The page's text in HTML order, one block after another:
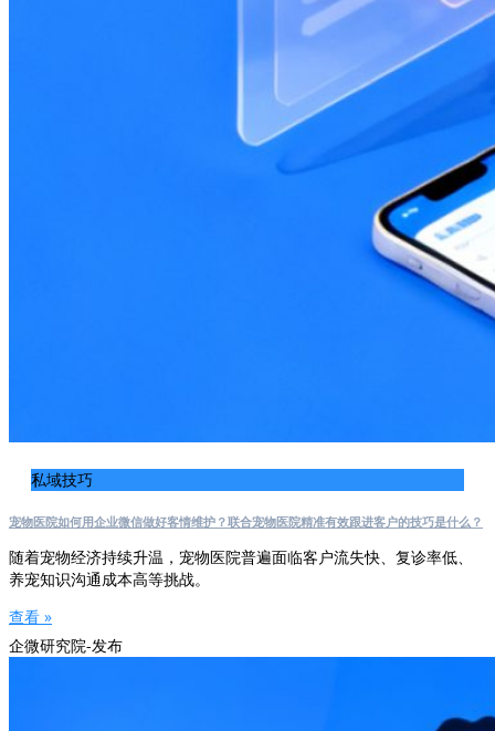
私域技巧
宠物医院如何用企业微信做好客情维护？联合宠物医院精准有效跟进客户的技巧是什么？
随着宠物经济持续升温，宠物医院普遍面临客户流失快、复诊率低、
养宠知识沟通成本高等挑战。
查看 »
企微研究院-发布